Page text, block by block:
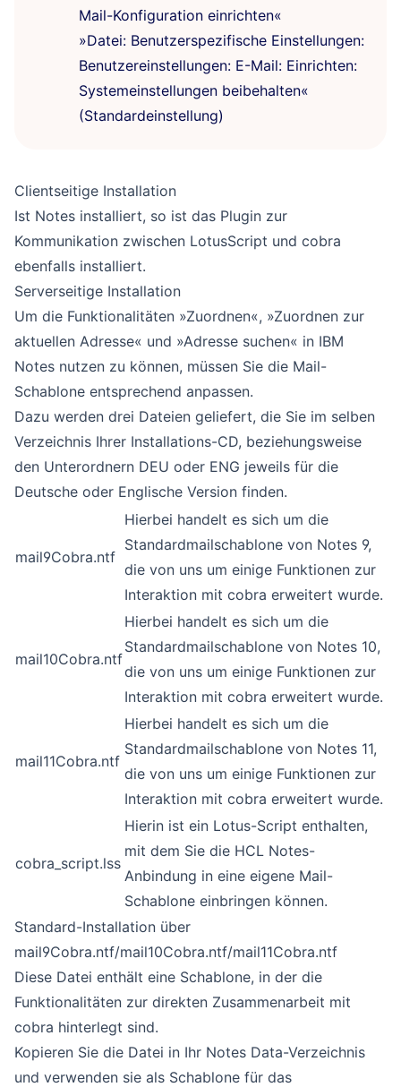
Mail-Konfiguration einrichten«
»Datei: Benutzerspezifische Einstellungen:
Benutzereinstellungen: E-Mail: Einrichten:
Systemeinstellungen beibehalten«
(Standardeinstellung)
Clientseitige Installation
Ist Notes installiert, so ist das Plugin zur
Kommunikation zwischen LotusScript und cobra
ebenfalls installiert.
Serverseitige Installation
Um die Funktionalitäten »Zuordnen«, »Zuordnen zur
aktuellen Adresse« und »Adresse suchen« in IBM
Notes nutzen zu können, müssen Sie die Mail-
Schablone entsprechend anpassen.
Dazu werden drei Dateien geliefert, die Sie im selben
Verzeichnis Ihrer Installations-CD, beziehungsweise
den Unterordnern DEU oder ENG jeweils für die
Deutsche oder Englische Version finden.
mail9Cobra.ntf
Hierbei handelt es sich um die
Standardmailschablone von Notes 9,
die von uns um einige Funktionen zur
Interaktion mit cobra erweitert wurde.
mail10Cobra.ntf
Hierbei handelt es sich um die
Standardmailschablone von Notes 10,
die von uns um einige Funktionen zur
Interaktion mit cobra erweitert wurde.
mail11Cobra.ntf
Hierbei handelt es sich um die
Standardmailschablone von Notes 11,
die von uns um einige Funktionen zur
Interaktion mit cobra erweitert wurde.
cobra_script.lss
Hierin ist ein Lotus-Script enthalten,
mit dem Sie die HCL Notes-
Anbindung in eine eigene Mail-
Schablone einbringen können.
Standard-Installation über
mail9Cobra.ntf/mail10Cobra.ntf/mail11Cobra.ntf
Diese Datei enthält eine Schablone, in der die
Funktionalitäten zur direkten Zusammenarbeit mit
cobra hinterlegt sind.
Kopieren Sie die Datei in Ihr Notes Data-Verzeichnis
und verwenden sie als Schablone für das